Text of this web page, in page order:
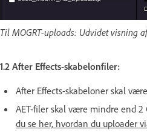
Til MOGRT-uploads: Udvidet visning
1.2 After Effects-skabelonfiler:
After Effects-skabeloner skal
AET-filer skal være mindre end 2
du se her, hvordan du uploader